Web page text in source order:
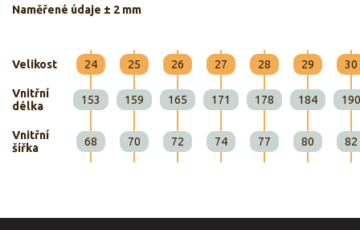
Naměřené údaje ± 2 mm
Velikost 24 25 26 27 28 29 30
Vnitřní
délka
153 159 165 171 178 184 190
Vnitřní
šířka
68 70 72 74 77 80 82